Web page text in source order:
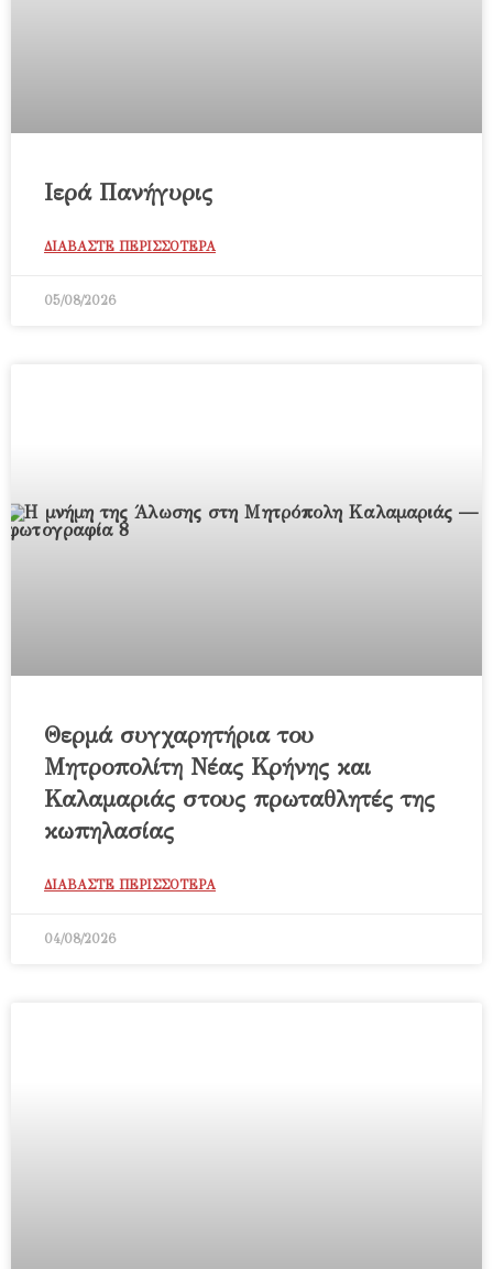
Ιερά Πανήγυρις
ΔΙΑΒΑΣΤΕ ΠΕΡΙΣΣΟΤΕΡΑ
05/08/2026
Θερμά συγχαρητήρια του
Μητροπολίτη Νέας Κρήνης και
Καλαμαριάς στους πρωταθλητές της
κωπηλασίας
ΔΙΑΒΑΣΤΕ ΠΕΡΙΣΣΟΤΕΡΑ
04/08/2026